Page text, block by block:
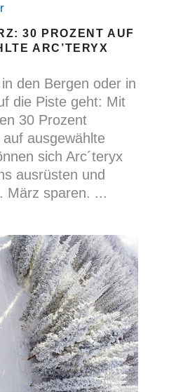
30 PROZENT AUF
ARC’TERYX
den Bergen oder in
die Piste geht: Mit
30 Prozent
ausgewählte
sich Arc´teryx
ausrüsten und
März sparen.